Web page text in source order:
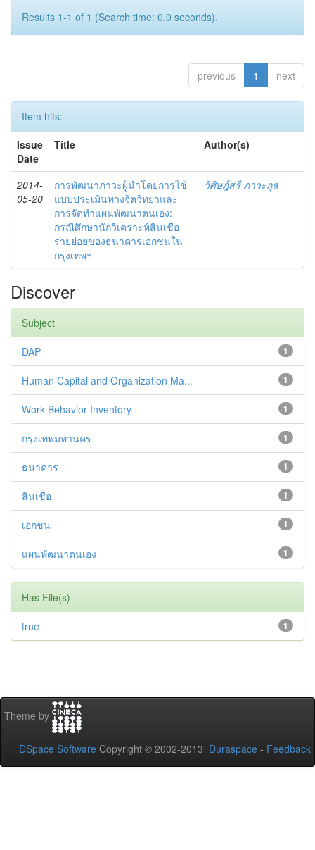
Results 1-1 of 1 (Search time: 0.0 seconds).
previous 1 next
Item hits:
Issue
Date
Title Author(s)
2014-
05-20
การพัฒนาภาวะผู้นำโดยการใช้
แบบประเมินทางจิตวิทยาและ
การจัดทำแผนพัฒนาตนเอง:
กรณีศึกษานักวิเคราะห์สินเชื่อ
รายย่อยของธนาคารเอกชนใน
กรุงเทพฯ
วิศิษฎ์สรี ภาวะกุล
Discover
Subject
1
DAP
1
Human Capital and Organization Ma...
1
Work Behavior Inventory
1
กรุงเทพมหานคร
1
ธนาคาร
1
สินเชื่อ
1
เอกชน
1
แผนพัฒนาตนเอง
Has File(s)
1
true
Theme by
DSpace Software Copyright © 2002-2013 Duraspace - Feedback